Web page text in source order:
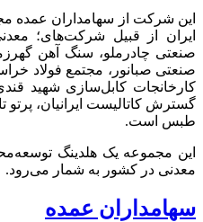
این شرکت از سهامداران عمده
ایران از قبیل شرکت‌های؛
صنعتی چادرملو، سنگ آهن
صنعتی صبانور، مجتمع فولاد
کارخانجات کابل‌سازی شهید
گسترش کاتالیست ایرانیان،
طبس است.
این مجموعه یک هلدینگ
معدنی در کشور به شمار می‌رود.
سهامداران عمده